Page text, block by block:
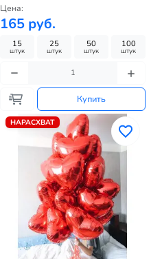
Цена:
165 руб.
15
штук
25
штук
50
штук
100
штук
Купить
НАРАСХВАТ